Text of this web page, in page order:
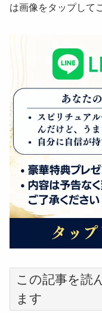
は画像をタップして
この記事を読
ます